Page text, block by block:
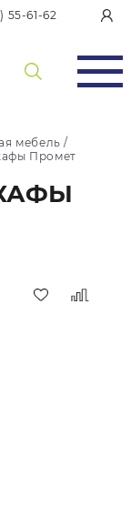
55-61-62
мебель /
Промет